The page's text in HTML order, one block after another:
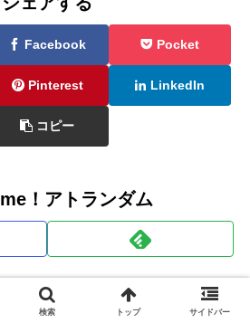
Facebook Pocket
Pinterest LinkedIn
コピー
！アトランダム
商品企画担当：鳩
検索 トップ サイドバー